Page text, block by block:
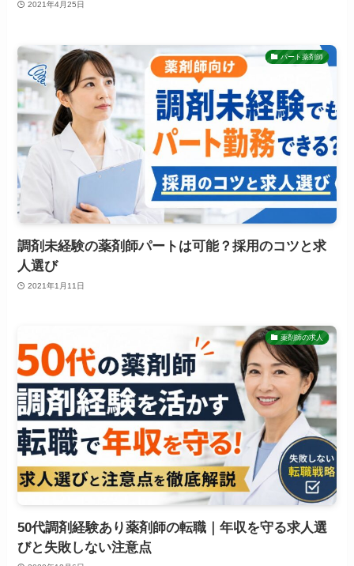
2021年4月25日
パート薬剤師
調剤未経験の薬剤師パートは可能？採用のコツと求
人選び
2021年1月11日
薬剤師の求人
50代調剤経験あり薬剤師の転職｜年収を守る求人選
びと失敗しない注意点